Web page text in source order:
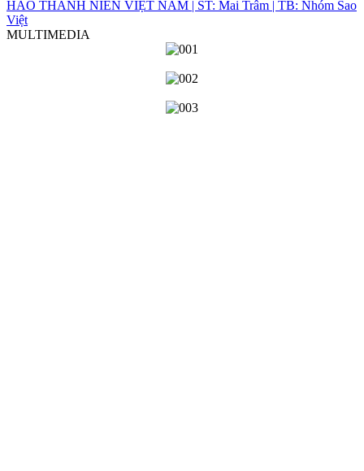
HÀO THANH NIÊN VIỆT NAM | ST: Mai Trâm | TB: Nhóm Sao
Việt
MULTIMEDIA